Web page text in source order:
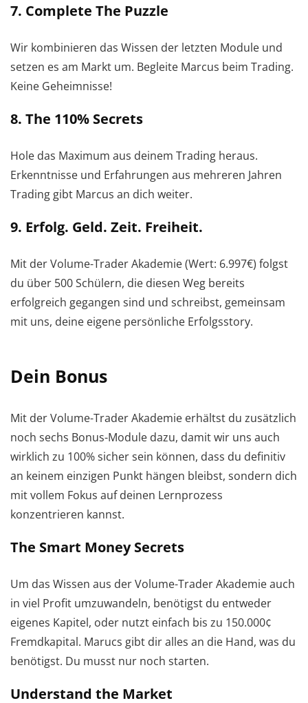
7. Complete The Puzzle
Wir kombinieren das Wissen der letzten Module und
setzen es am Markt um. Begleite Marcus beim Trading.
Keine Geheimnisse!
8. The 110% Secrets
Hole das Maximum aus deinem Trading heraus.
Erkenntnisse und Erfahrungen aus mehreren Jahren
Trading gibt Marcus an dich weiter.
9. Erfolg. Geld. Zeit. Freiheit.
Mit der Volume-Trader Akademie (Wert: 6.997€) folgst
du über 500 Schülern, die diesen Weg bereits
erfolgreich gegangen sind und schreibst, gemeinsam
mit uns, deine eigene persönliche Erfolgsstory.
Dein Bonus
Mit der Volume-Trader Akademie erhältst du zusätzlich
noch sechs Bonus-Module dazu, damit wir uns auch
wirklich zu 100% sicher sein können, dass du definitiv
an keinem einzigen Punkt hängen bleibst, sondern dich
mit vollem Fokus auf deinen Lernprozess
konzentrieren kannst.
The Smart Money Secrets
Um das Wissen aus der Volume-Trader Akademie auch
in viel Profit umzuwandeln, benötigst du entweder
eigenes Kapitel, oder nutzt einfach bis zu 150.000¢
Fremdkapital. Marucs gibt dir alles an die Hand, was du
benötigst. Du musst nur noch starten.
Understand the Market